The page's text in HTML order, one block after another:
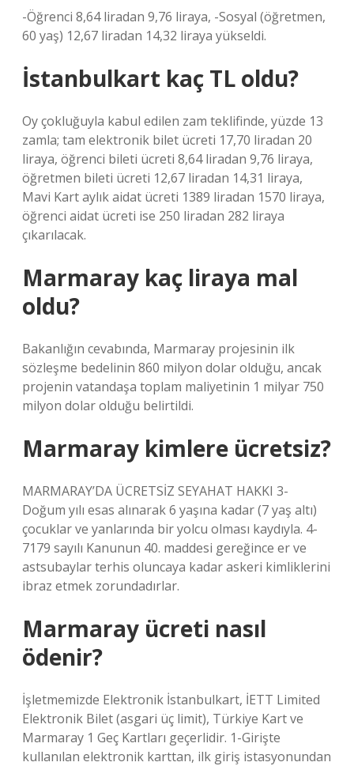
-Öğrenci 8,64 liradan 9,76 liraya, -Sosyal (öğretmen,
60 yaş) 12,67 liradan 14,32 liraya yükseldi.
İstanbulkart kaç TL oldu?
Oy çokluğuyla kabul edilen zam teklifinde, yüzde 13
zamla; tam elektronik bilet ücreti 17,70 liradan 20
liraya, öğrenci bileti ücreti 8,64 liradan 9,76 liraya,
öğretmen bileti ücreti 12,67 liradan 14,31 liraya,
Mavi Kart aylık aidat ücreti 1389 liradan 1570 liraya,
öğrenci aidat ücreti ise 250 liradan 282 liraya
çıkarılacak.
Marmaray kaç liraya mal
oldu?
Bakanlığın cevabında, Marmaray projesinin ilk
sözleşme bedelinin 860 milyon dolar olduğu, ancak
projenin vatandaşa toplam maliyetinin 1 milyar 750
milyon dolar olduğu belirtildi.
Marmaray kimlere ücretsiz?
MARMARAY’DA ÜCRETSİZ SEYAHAT HAKKI 3-
Doğum yılı esas alınarak 6 yaşına kadar (7 yaş altı)
çocuklar ve yanlarında bir yolcu olması kaydıyla. 4-
7179 sayılı Kanunun 40. maddesi gereğince er ve
astsubaylar terhis oluncaya kadar askeri kimliklerini
ibraz etmek zorundadırlar.
Marmaray ücreti nasıl
ödenir?
İşletmemizde Elektronik İstanbulkart, İETT Limited
Elektronik Bilet (asgari üç limit), Türkiye Kart ve
Marmaray 1 Geç Kartları geçerlidir. 1-Girişte
kullanılan elektronik karttan, ilk giriş istasyonundan